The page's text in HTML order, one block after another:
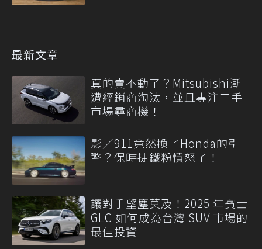
最新文章
真的賣不動了？Mitsubishi漸
遭經銷商淘汰，並且專注二手
市場尋商機！
影／911竟然換了Honda的引
擎？保時捷鐵粉憤怒了！
讓對手望塵莫及！2025 年賓士
GLC 如何成為台灣 SUV 市場的
最佳投資